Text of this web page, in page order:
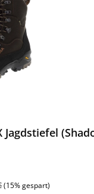
Preis:
(15% gespart)